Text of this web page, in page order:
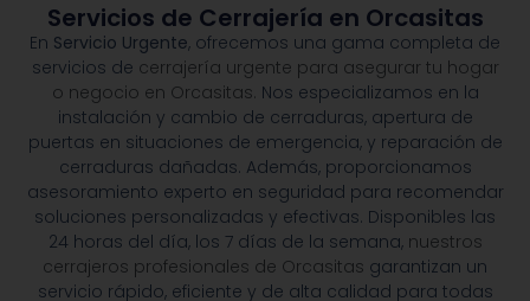
Servicios de Cerrajería en Orcasitas
En Servicio Urgente, ofrecemos una gama completa de
servicios de cerrajería urgente para asegurar tu hogar
o negocio en Orcasitas. Nos especializamos en la
instalación y cambio de cerraduras, apertura de
puertas en situaciones de emergencia, y reparación de
cerraduras dañadas. Además, proporcionamos
asesoramiento experto en seguridad para recomendar
soluciones personalizadas y efectivas. Disponibles las
24 horas del día, los 7 días de la semana, nuestros
cerrajeros profesionales de Orcasitas garantizan un
servicio rápido, eficiente y de alta calidad para todas